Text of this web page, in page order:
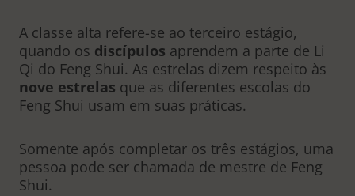
A classe alta refere-se ao terceiro estágio,
quando os discípulos aprendem a parte de Li
Qi do Feng Shui. As estrelas dizem respeito às
nove estrelas que as diferentes escolas do
Feng Shui usam em suas práticas.
Somente após completar os três estágios, uma
pessoa pode ser chamada de mestre de Feng
Shui.